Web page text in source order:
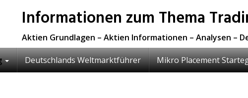
Informationen zum Thema
Aktien Grundlagen – Aktien Informationen – Analysen –
Deutschlands Weltmarktführer Mikro Placement